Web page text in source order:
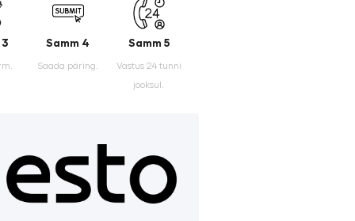
3 Samm 4
Saada päring.
Samm 5
Vastus 24 tunni
jooksul.